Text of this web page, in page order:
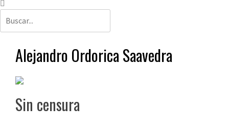
Alejandro Ordorica Saavedra
Sin censura